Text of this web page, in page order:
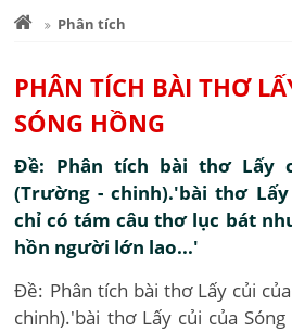
Phân tích
PHÂN TÍCH BÀI THƠ
SÓNG HỒNG
Đề: Phân tích bài thơ Lấy
(Trường - chinh).'bài thơ
chỉ có tám câu thơ lục bát
hồn người lớn lao...'
Đề: Phân tích bài thơ Lấy củi
chinh).'bài thơ Lấy củi của